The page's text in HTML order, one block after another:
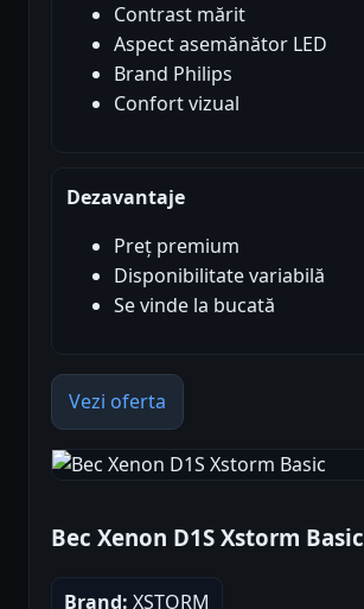
Contrast mărit
Aspect asemănător LED
Brand Philips
Confort vizual
Dezavantaje
Preț premium
Disponibilitate variabilă
Se vinde la bucată
Vezi oferta
Bec Xenon D1S Xstorm Basic
Brand: XSTORM